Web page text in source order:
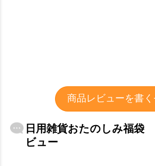
商品レビューを書
日用雑貨おたのしみ福袋
ビュー